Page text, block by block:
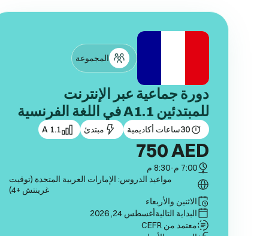
المجموعة
دورة جماعية عبر الإنترنت
للمبتدئين A1.1 في اللغة الفرنسية
30ساعات أكاديمية مبتدئ A 1.1
750AED
7:00 م -8:30 م
مواعيد الدروس: الإمارات العربية المتحدة (توقيت
غرينتش +4)
الاثنين والأربعاء
البداية التاليةأغسطس 24, 2026
معتمد من CEFR